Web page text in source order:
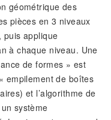
géométrique des
pièces en 3 niveaux
puis applique
à chaque niveau. Une
de formes » est
empilement de boîtes
et l’algorithme de
système